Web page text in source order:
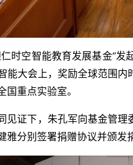
时空智能教育发展基金”
能大会上，奖励全球范围
国重点实验室。
见证下，朱孔军向基金管
雅分别签署捐赠协议并颁发